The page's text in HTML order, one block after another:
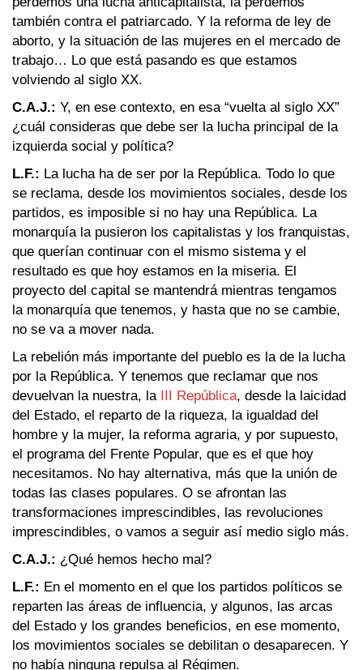
también contra el patriarcado. Y la reforma de ley de
aborto, y la situación de las mujeres en el mercado de
trabajo… Lo que está pasando es que estamos
volviendo al siglo XX.
C.A.J.: Y, en ese contexto, en esa “vuelta al siglo XX”
¿cuál consideras que debe ser la lucha principal de la
izquierda social y política?
L.F.: La lucha ha de ser por la República. Todo lo que
se reclama, desde los movimientos sociales, desde los
partidos, es imposible si no hay una República. La
monarquía la pusieron los capitalistas y los franquistas,
que querían continuar con el mismo sistema y el
resultado es que hoy estamos en la miseria. El
proyecto del capital se mantendrá mientras tengamos
la monarquía que tenemos, y hasta que no se cambie,
no se va a mover nada.
La rebelión más importante del pueblo es la de la lucha
por la República. Y tenemos que reclamar que nos
devuelvan la nuestra, la III República, desde la laicidad
del Estado, el reparto de la riqueza, la igualdad del
hombre y la mujer, la reforma agraria, y por supuesto,
el programa del Frente Popular, que es el que hoy
necesitamos. No hay alternativa, más que la unión de
todas las clases populares. O se afrontan las
transformaciones imprescindibles, las revoluciones
imprescindibles, o vamos a seguir así medio siglo más.
C.A.J.: ¿Qué hemos hecho mal?
L.F.: En el momento en el que los partidos políticos se
reparten las áreas de influencia, y algunos, las arcas
del Estado y los grandes beneficios, en ese momento,
los movimientos sociales se debilitan o desaparecen. Y
no había ninguna repulsa al Régimen.